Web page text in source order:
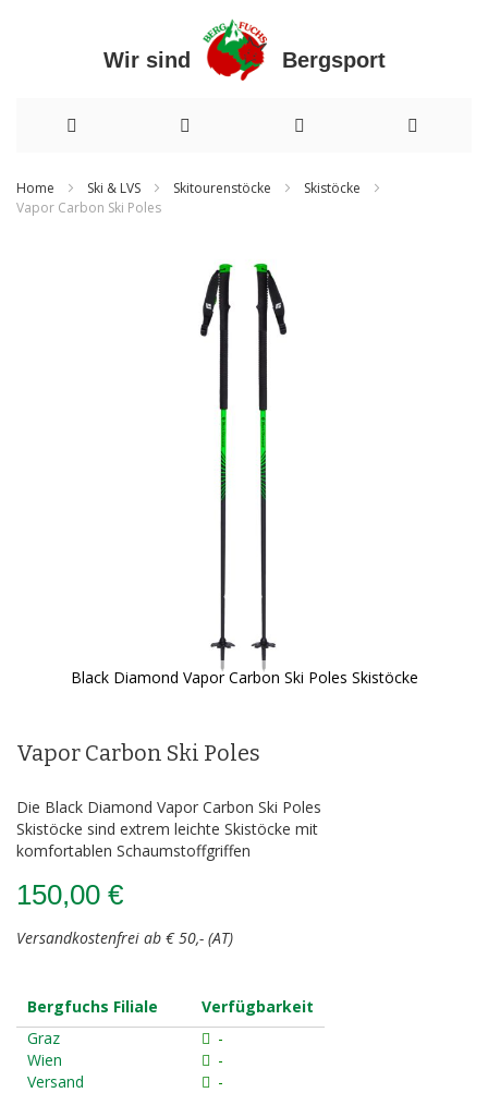
Wir sind Bergsport
zum
Home Ski & LVS Skitourenstöcke
Skistöcke
Vapor Carbon Ski Poles
Black Diamond Vapor Carbon Ski Poles Skistöcke
der
Bildergalerie
Vapor Carbon Ski Poles
Die Black Diamond Vapor Carbon Ski Poles
Skistöcke sind extrem leichte Skistöcke mit
komfortablen Schaumstoffgriffen
150,00 €
Versandkostenfrei ab € 50,- (AT)
Bergfuchs Filiale
Verfügbarkeit
Graz
-
Wien
-
Versand
-